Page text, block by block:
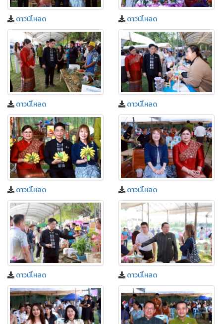
ดาวน์โหลด ดาวน์โหลด
ดาวน์โหลด ดาวน์โหลด
ดาวน์โหลด ดาวน์โหลด
ดาวน์โหลด ดาวน์โหลด